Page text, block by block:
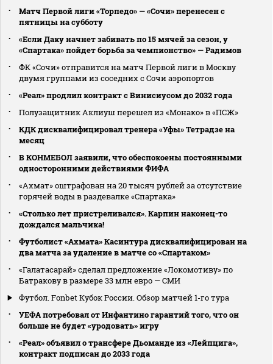
Матч Первой лиги «Торпедо» — «Сочи» перенесен с
пятницы на субботу
«Если Даку начнет забивать по 15 мячей за сезон, у
«Спартака» пойдет борьба за чемпионство» — Радимов
ФК «Сочи» отправится на матч Первой лиги в Москву
двумя группами из соседних с Сочи аэропортов
«Реал» продлил контракт с Винисиусом до 2032 года
Полузащитник Аклиуш перешел из «Монако» в «ПСЖ»
КДК дисквалифицировал тренера «Уфы» Тетрадзе на
месяц
В КОНМЕБОЛ заявили, что обеспокоены постоянными
односторонними действиями ФИФА
«Ахмат» оштрафован на 20 тысяч рублей за отсутствие
горячей воды в раздевалке «Спартака»
«Столько лет пристреливался». Карпин наконец-то
дождался мальчика!
Футболист «Ахмата» Касинтура дисквалифицирован на
два матча за удаление в матче со «Спартаком»
«Галатасарай» сделал предложение «Локомотиву» по
Батракову в размере 33 млн евро — СМИ
Футбол. Fonbet Кубок России. Обзор матчей 1-го тура
УЕФА потребовал от Инфантино гарантий того, что он
больше не будет «уродовать» игру
«Реал» объявил о трансфере Дьоманде из «Лейпцига»,
контракт подписан до 2033 года